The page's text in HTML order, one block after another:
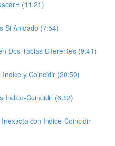
(11:21)
Si Anidado (7:54)
Dos Tablas Diferentes (9:41)
y Coincidir (20:50)
Indice-Coincidir (6:52)
con Indice-Coincidir